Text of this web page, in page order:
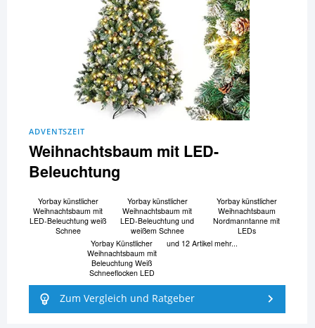
ADVENTSZEIT
Weihnachtsbaum mit LED-
Beleuchtung
Yorbay künstlicher
Weihnachtsbaum mit
LED-Beleuchtung weiß
Schnee
Yorbay künstlicher
Weihnachtsbaum mit
LED-Beleuchtung und
weißem Schnee
Yorbay künstlicher
Weihnachtsbaum
Nordmanntanne mit
LEDs
Yorbay Künstlicher
Weihnachtsbaum mit
Beleuchtung Weiß
Schneeflocken LED
und 12 Artikel mehr...
Zum Vergleich und Ratgeber